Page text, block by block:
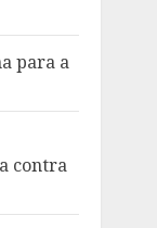
para a
contra